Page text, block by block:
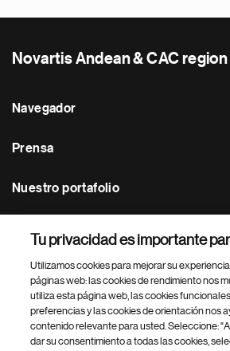
Novartis Andean & CAC region
Navegador
Prensa
Nuestro portafolio
Footer Site Search
Tu privacidad es importante
Utilizamos cookies para mejorar su
páginas web: las cookies de rendimiento nos
utiliza esta página web, las cookies
preferencias y las cookies de orientación nos
contenido relevante para usted. Seleccione:
dar su consentimiento a todas las cookies,